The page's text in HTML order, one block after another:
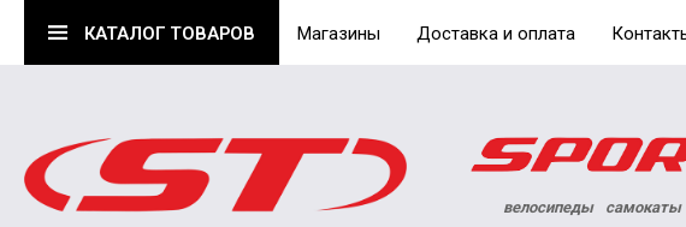
КАТАЛОГ ТОВАРОВ Магазины Доставка и оплата
велосипеды самокаты